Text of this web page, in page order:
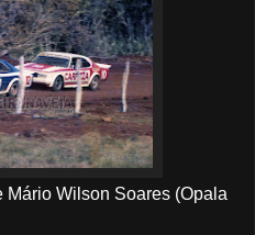
Wilson Soares (Opala